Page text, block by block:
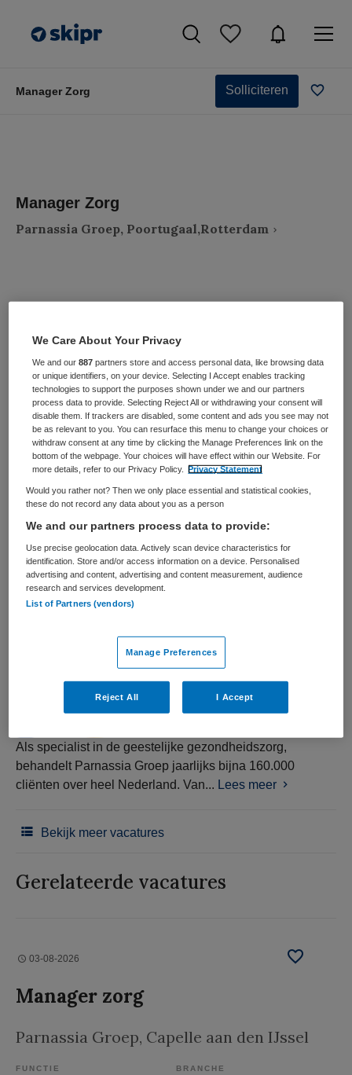
Manager Zorg Solliciteren
Manager Zorg
Parnassia Groep, Poortugaal,Rotterdam
Zorgmanagement Zorgmanager
BRANCHE
Zelfstandige kliniek
AANSTELLING
Niet nader bepaald
16 juni 2025 WO
ERVARING
Niet nader bepaald
DIENSTVERBAND
Fulltime
Vacature niet beschikbaar
Deze vacature Manager Zorg bij Parnassia Groep is niet
meer actueel. Hieronder staan enkele vergelijkbare
vacatures die voor u wellicht interessant zijn.
Als specialist in de geestelijke gezondheidszorg,
behandelt Parnassia Groep jaarlijks bijna 160.000
cliënten over heel Nederland. Van... Lees meer
Bekijk meer vacatures
Gerelateerde vacatures
03-08-2026
Manager zorg
Parnassia Groep, Capelle aan den IJssel
FUNCTIE BRANCHE
We Care About Your Privacy
We and our887 partners store and access personal data, like browsing data
or unique identifiers, on your device. Selecting I Accept enables tracking
technologies to support the purposes shown under we and our partners
process data to provide. Selecting Reject All or withdrawing your consent will
disable them. If trackers are disabled, some content and ads you see may not
be as relevant to you. You can resurface this menu to change your choices or
withdraw consent at any time by clicking the Manage Preferences link on the
bottom of the webpage. Your choices will have effect within our Website. For
more details, refer to our Privacy Policy.
Privacy Statement
Would you rather not? Then we only place essential and statistical cookies,
these do not record any data about you as a person
We and our partners process data to provide:
Use precise geolocation data. Actively scan device characteristics for
identification. Store and/or access information on a device. Personalised
advertising and content, advertising and content measurement, audience
research and services development.
List of Partners (vendors)
Manage Preferences
Reject All I Accept